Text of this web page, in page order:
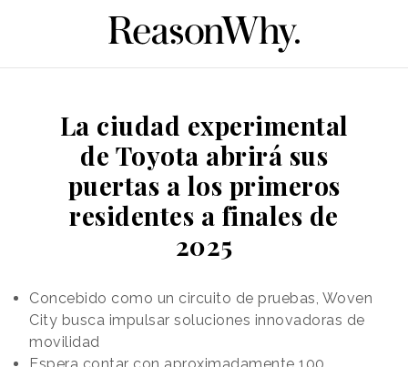
La ciudad experimental
de Toyota abrirá sus
puertas a los primeros
residentes a finales de
2025
Concebido como un circuito de pruebas, Woven
City busca impulsar soluciones innovadoras de
movilidad